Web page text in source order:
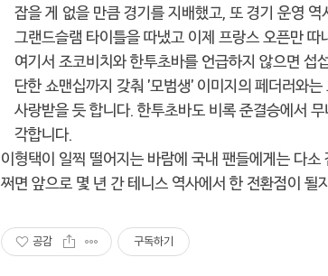
잡을 게 없을 만큼 경기를 지배했고, 또 경기 운영
그랜드슬램 타이틀을 따냈고 이제 프랑스 오픈만
여기서 조코비치와 한투초바를 언급하지 않으면 섭
단한 쇼맨십까지 갖춰 '모범생' 이미지의 페더러와
사랑받을 듯 합니다. 한투초바도 비록 준결승에서
각합니다.
이형택이 일찍 떨어지는 바람에 국내 팬들에게는 다
쩌면 앞으로 몇 년 간 테니스 역사에서 한 전환점이 될
공감 구독하기